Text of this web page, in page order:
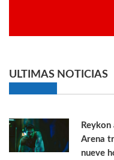
ULTIMAS NOTICIAS
Arena
nueve